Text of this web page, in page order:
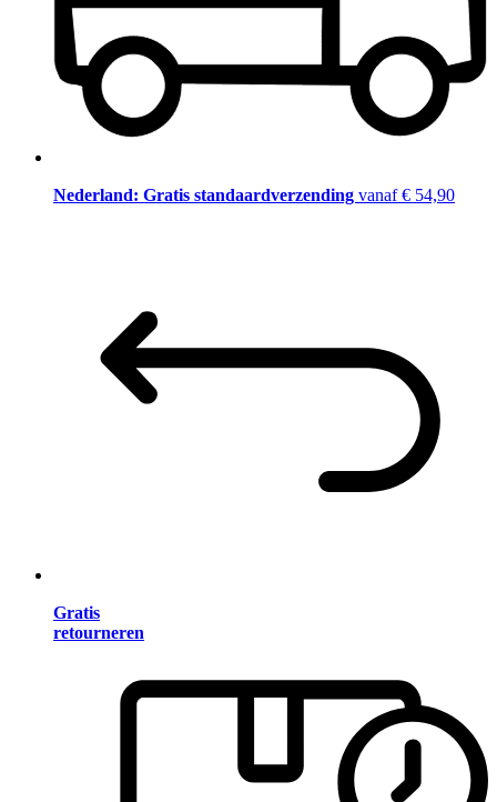
Nederland: Gratis standaardverzending vanaf € 54,90
Gratis
retourneren